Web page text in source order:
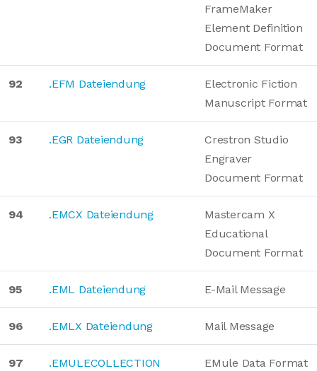
FrameMaker
Element Definition
Document Format
92 .EFM Dateiendung
Electronic Fiction
Manuscript Format
93 .EGR Dateiendung
Crestron Studio
Engraver
Document Format
94 .EMCX Dateiendung
Mastercam X
Educational
Document Format
95 .EML Dateiendung E-Mail Message
96 .EMLX Dateiendung Mail Message
97
.EMULECOLLECTION
EMule Data Format